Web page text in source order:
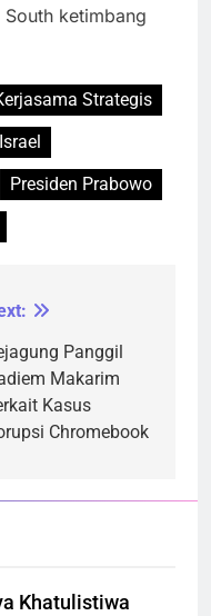
ketimbang
Strategis
Presiden Prabowo
Panggil
Makarim
Kasus
Chromebook
Khatulistiwa